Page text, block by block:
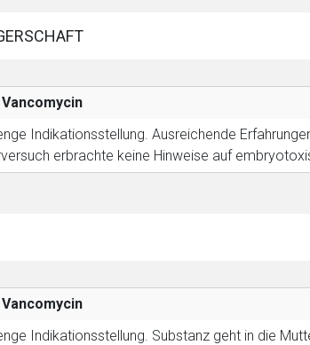
Vancomycin
Indikationsstellung. Ausreichende
erbrachte keine Hinweise auf
Vancomycin
Indikationsstellung. Substanz geht in die